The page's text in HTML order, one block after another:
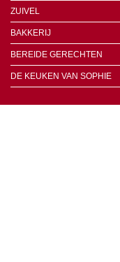
ZUIVEL
BAKKERIJ
BEREIDE GERECHTEN
DE KEUKEN VAN SOPHIE